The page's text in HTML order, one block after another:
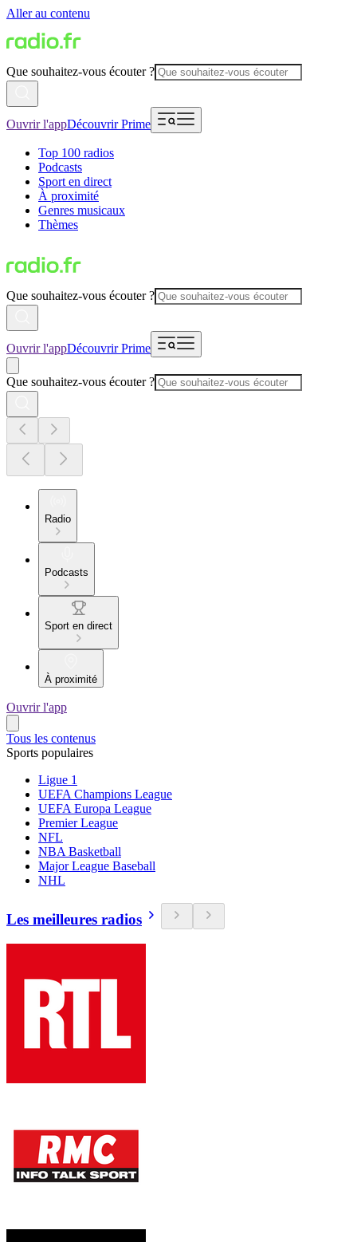
Aller au contenu
Que souhaitez-vous écouter ?
Ouvrir l'appDécouvrir Prime
Top 100 radios
Podcasts
Sport en direct
À proximité
Genres musicaux
Thèmes
Que souhaitez-vous écouter ?
Ouvrir l'appDécouvrir Prime
Que souhaitez-vous écouter ?
Radio
Podcasts
Sport en direct
À proximité
Ouvrir l'app
Tous les contenus
Sports populaires
Ligue 1
UEFA Champions League
UEFA Europa League
Premier League
NFL
NBA Basketball
Major League Baseball
NHL
Les meilleures radios